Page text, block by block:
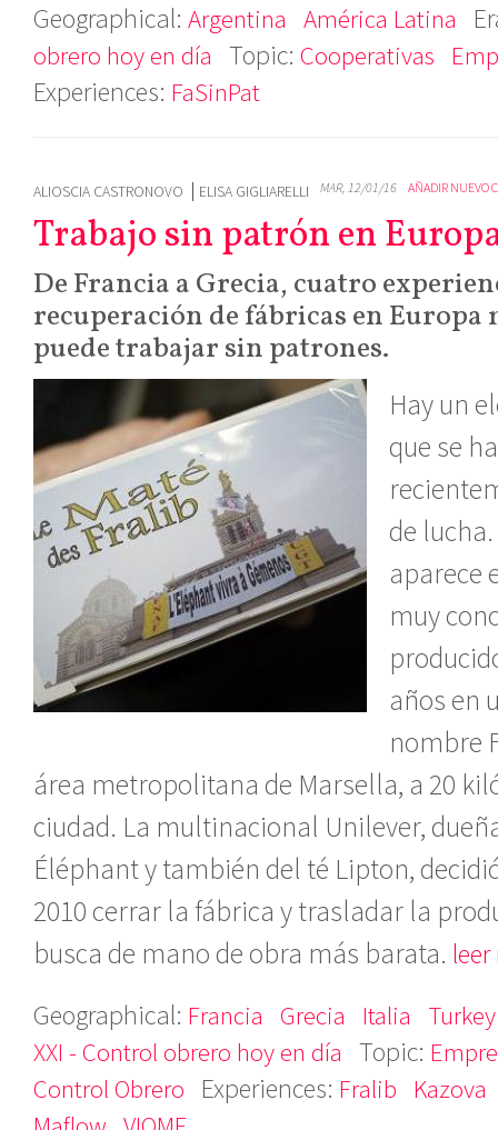
Geographical: Argentina América Latina
obrero hoy en día Topic: Cooperativas
Experiences: FaSinPat
ALIOSCIA CASTRONOVO ELISA GIGLIARELLI MAR, 12/01/16 AÑADIR NUEVO
Trabajo sin patrón en
De Francia a Grecia, cuatro
recuperación de fábricas en Europa
puede trabajar sin patrones.
Hay un
que se
de
aparece
muy
años en
nombre
área metropolitana de Marsella, a 20
ciudad. La multinacional Unilever,
Éléphant y también del té Lipton,
2010 cerrar la fábrica y trasladar la
busca de mano de obra más barata. leer
Geographical: Francia Grecia Italia
Turkey
XXI - Control obrero hoy en día Topic:
Control Obrero
Experiences: Fralib Kazova